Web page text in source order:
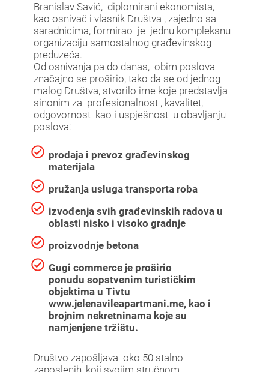
Branislav Savić, diplomirani ekonomista,
kao osnivač i vlasnik Društva , zajedno sa
saradnicima, formirao je jednu kompleksnu
organizaciju samostalnog građevinskog
preduzeća.
Od osnivanja pa do danas, obim poslova
značajno se proširio, tako da se od jednog
malog Društva, stvorilo ime koje predstavlja
sinonim za profesionalnost , kavalitet,
odgovornost kao i uspješnost u obavljanju
poslova:
prodaja i prevoz građevinskog
materijala
pružanja usluga transporta roba
izvođenja svih građevinskih radova u
oblasti nisko i visoko gradnje
proizvodnje betona
Gugi commerce je proširio
ponudu sopstvenim turističkim
objektima u Tivtu
www.jelenavileapartmani.me, kao i
brojnim nekretninama koje su
namjenjene tržištu.
Društvo zapošljava oko 50 stalno